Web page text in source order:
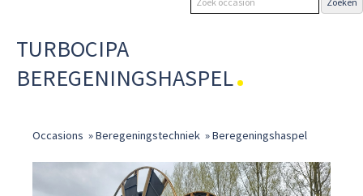
TURBOCIPA
BEREGENINGSHASPEL
Occasions »Beregeningstechniek »Beregeningshaspel